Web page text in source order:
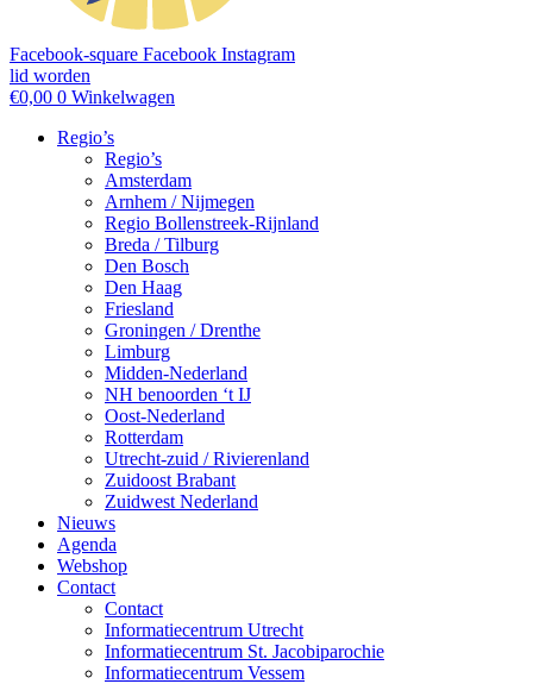
Facebook-square Facebook Instagram
lid worden
€0,00 0 Winkelwagen
Regio’s
Regio’s
Amsterdam
Arnhem / Nijmegen
Regio Bollenstreek-Rijnland
Breda / Tilburg
Den Bosch
Den Haag
Friesland
Groningen / Drenthe
Limburg
Midden-Nederland
NH benoorden ‘t IJ
Oost-Nederland
Rotterdam
Utrecht-zuid / Rivierenland
Zuidoost Brabant
Zuidwest Nederland
Nieuws
Agenda
Webshop
Contact
Contact
Informatiecentrum Utrecht
Informatiecentrum St. Jacobiparochie
Informatiecentrum Vessem